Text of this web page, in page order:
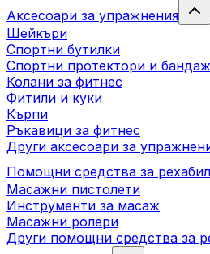
Аксесоари за упражнения
Шейкъри
Спортни бутилки
Спортни протектори и
Колани за фитнес
Фитили и куки
Кърпи
Ръкавици за фитнес
Други аксесоари за
Помощни средства за
Масажни пистолети
Инструменти за масаж
Масажни ролери
Други помощни средства за